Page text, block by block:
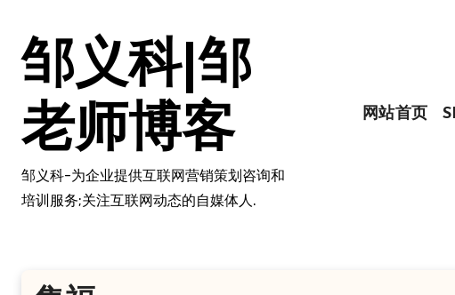
邹义科|邹
老师博客
邹义科-为企业提供互联网营销策划咨询和
培训服务;关注互联网动态的自媒体人.
网站首页